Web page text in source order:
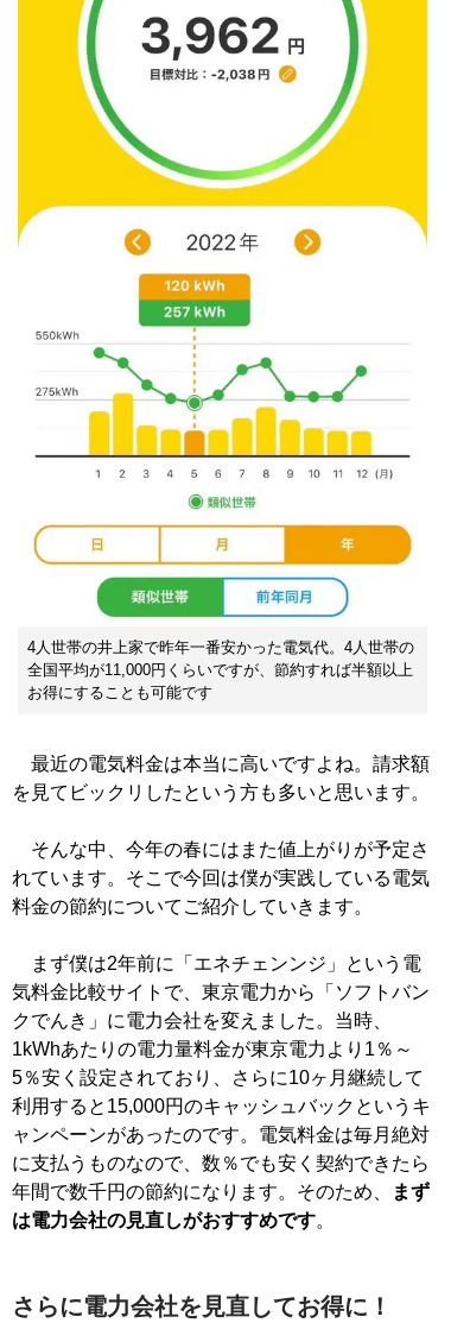
4人世帯の井上家で昨年一番安かった電気代。4人世帯の
全国平均が11,000円くらいですが、節約すれば半額以上
お得にすることも可能です
最近の電気料金は本当に高いですよね。請求額
を見てビックリしたという方も多いと思います。
そんな中、今年の春にはまた値上がりが予定さ
れています。そこで今回は僕が実践している電気
料金の節約についてご紹介していきます。
まず僕は2年前に「エネチェンンジ」という電
気料金比較サイトで、東京電力から「ソフトバン
クでんき」に電力会社を変えました。当時、
1kWhあたりの電力量料金が東京電力より1％～
5％安く設定されており、さらに10ヶ月継続して
利用すると15,000円のキャッシュバックというキ
ャンペーンがあったのです。電気料金は毎月絶対
に支払うものなので、数％でも安く契約できたら
年間で数千円の節約になります。そのため、
まず
は電力会社の見直しがおすすめです。
さらに電力会社を見直してお得に！